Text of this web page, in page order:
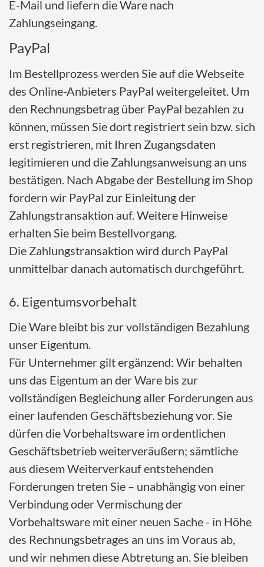
E-Mail und liefern die Ware nach
Zahlungseingang.
PayPal
Im Bestellprozess werden Sie auf die Webseite
des Online-Anbieters PayPal weitergeleitet. Um
den Rechnungsbetrag über PayPal bezahlen zu
können, müssen Sie dort registriert sein bzw. sich
erst registrieren, mit Ihren Zugangsdaten
legitimieren und die Zahlungsanweisung an uns
bestätigen. Nach Abgabe der Bestellung im Shop
fordern wir PayPal zur Einleitung der
Zahlungstransaktion auf. Weitere Hinweise
erhalten Sie beim Bestellvorgang.
Die Zahlungstransaktion wird durch PayPal
unmittelbar danach automatisch durchgeführt.
6. Eigentumsvorbehalt
Die Ware bleibt bis zur vollständigen Bezahlung
unser Eigentum.
Für Unternehmer gilt ergänzend: Wir behalten
uns das Eigentum an der Ware bis zur
vollständigen Begleichung aller Forderungen aus
einer laufenden Geschäftsbeziehung vor. Sie
dürfen die Vorbehaltsware im ordentlichen
Geschäftsbetrieb weiterveräußern; sämtliche
aus diesem Weiterverkauf entstehenden
Forderungen treten Sie – unabhängig von einer
Verbindung oder Vermischung der
Vorbehaltsware mit einer neuen Sache - in Höhe
des Rechnungsbetrages an uns im Voraus ab,
und wir nehmen diese Abtretung an. Sie bleiben